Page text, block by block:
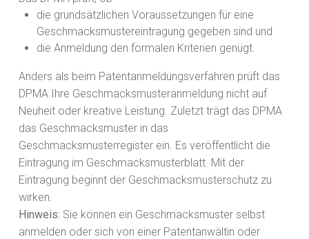
die grundsätzlichen Voraussetzungen für eine
Geschmacksmustereintragung gegeben sind und
die Anmeldung den formalen Kriterien genügt.
Anders als beim Patentanmeldungsverfahren prüft das
DPMA Ihre Geschmacksmusteranmeldung nicht auf
Neuheit oder kreative Leistung. Zuletzt trägt das DPMA
das Geschmacksmuster in das
Geschmacksmusterregister ein. Es veröffentlicht die
Eintragung im Geschmacksmusterblatt. Mit der
Eintragung beginnt der Geschmacksmusterschutz zu
wirken.
Hinweis: Sie können ein Geschmacksmuster selbst
anmelden oder sich von einer Patentanwältin oder